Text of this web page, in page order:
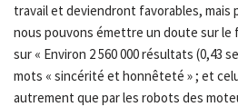
travail et deviendront favorables, mais
nous pouvons émettre un doute sur le
sur « Environ 2 560 000 résultats (0,43
mots « sincérité et honnêteté » ; et
autrement que par les robots des